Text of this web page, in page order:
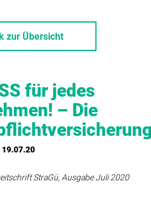
zur Übersicht
für jedes
– Die
19.07.20
StraGü, Ausgabe Juli 2020